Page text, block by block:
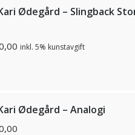
Ødegård – Slingback
inkl. 5% kunstavgift
Ødegård – Analogi